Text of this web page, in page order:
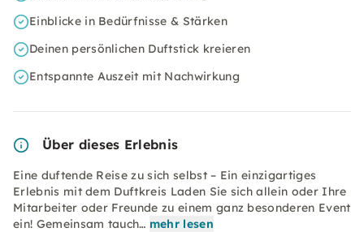
Einblicke in Bedürfnisse & Stärken
Deinen persönlichen Duftstick kreieren
Entspannte Auszeit mit Nachwirkung
Über dieses Erlebnis
Eine duftende Reise zu sich selbst – Ein einzigartiges
Erlebnis mit dem Duftkreis Laden Sie sich allein oder Ihre
Mitarbeiter oder Freunde zu einem ganz besonderen Event
ein! Gemeinsam tauch… mehr lesen